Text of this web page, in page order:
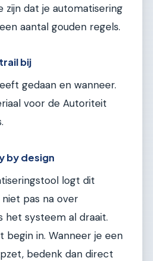
zijn dat je automatisering
aantal gouden regels.
bij
gedaan en wanneer.
voor de Autoriteit
by design
logt dit
pas na over
het systeem al draait.
begin in. Wanneer je een
bedenk dan direct